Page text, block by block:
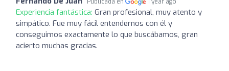
Experiencia fantástica: Gran profesional, muy atento y
simpático. Fue muy fácil entendernos con él y
conseguimos exactamente lo que buscábamos, gran
acierto muchas gracias.